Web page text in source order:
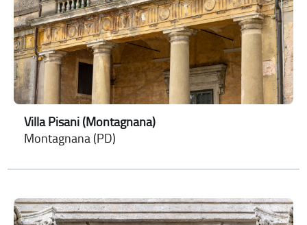
Villa Pisani (Montagnana)
Montagnana (PD)